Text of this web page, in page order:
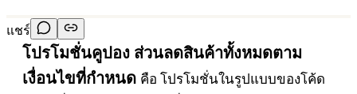
แชร์
โปรโมชั่นคูปอง ส่วนลดสินค้าทั้งหมดตาม
เงื่อนไขที่กำหนด คือ โปรโมชั่นในรูปแบบของโค้ด